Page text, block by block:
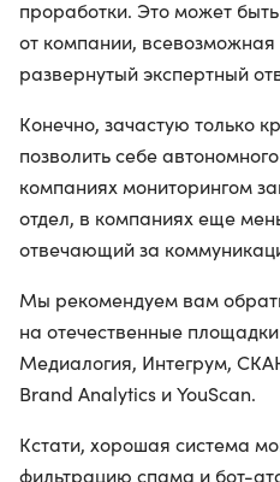
проработки. Это может
от компании,
развернутый экспертный
Конечно, зачастую только
позволить себе
компаниях мониторингом
отдел, в компаниях еще
отвечающий за
Мы рекомендуем вам
на отечественные
Медиалогия, Интегрум,
Brand Analytics и YouScan.
Кстати, хорошая система
фильтрацию спама и бот-